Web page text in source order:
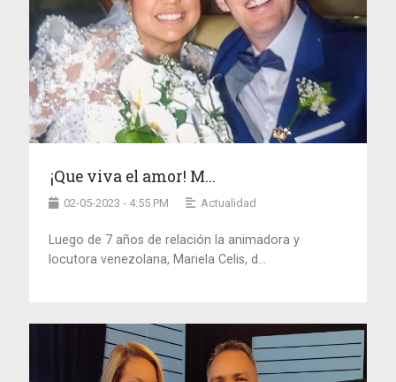
¡Que viva el amor! M...
02-05-2023 - 4:55 PM Actualidad
Luego de 7 años de relación la animadora y
locutora venezolana, Mariela Celis, d...